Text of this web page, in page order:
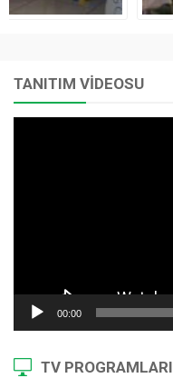
TANITIM VİDEOSU
00:00
TV PROGRAMLARI